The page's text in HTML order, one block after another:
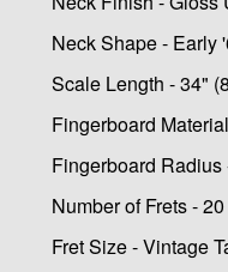
Neck Shape - Early
Scale Length - 34"
Fingerboard
Fingerboard Radius
Number of Frets - 20
Fret Size - Vintage